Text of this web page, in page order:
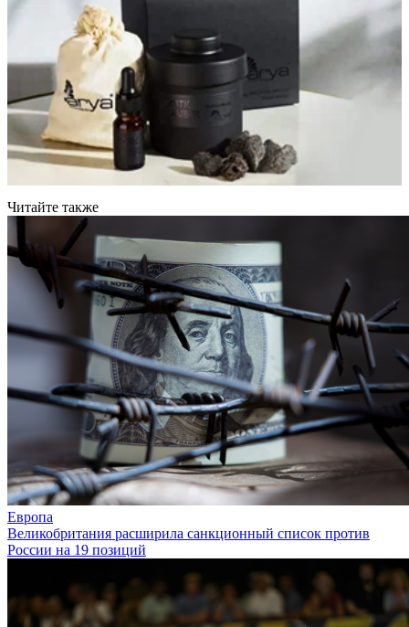
Читайте также
Европа
Великобритания расширила санкционный список против
России на 19 позиций